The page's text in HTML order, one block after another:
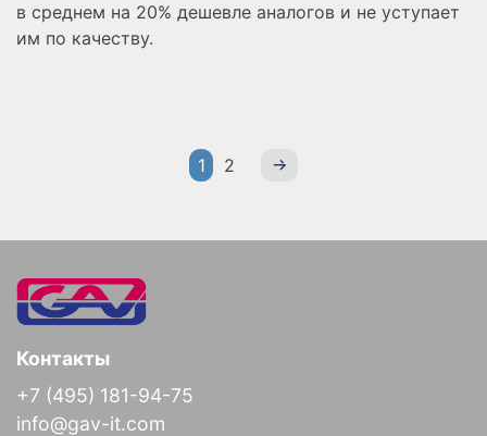
в среднем на 20% дешевле аналогов и не уступает
им по качеству.
1 2
Контакты
+7 (495) 181-94-75
info@gav-it.com